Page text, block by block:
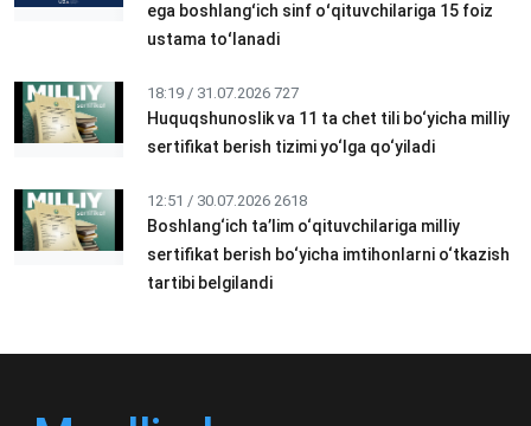
ega boshlangʻich sinf oʻqituvchilariga 15 foiz
ustama toʻlanadi
18:19 / 31.07.2026 727
Huquqshunoslik va 11 ta chet tili bo‘yicha milliy
sertifikat berish tizimi yo‘lga qo‘yiladi
12:51 / 30.07.2026 2618
Boshlang‘ich ta’lim o‘qituvchilariga milliy
sertifikat berish bo‘yicha imtihonlarni o‘tkazish
tartibi belgilandi